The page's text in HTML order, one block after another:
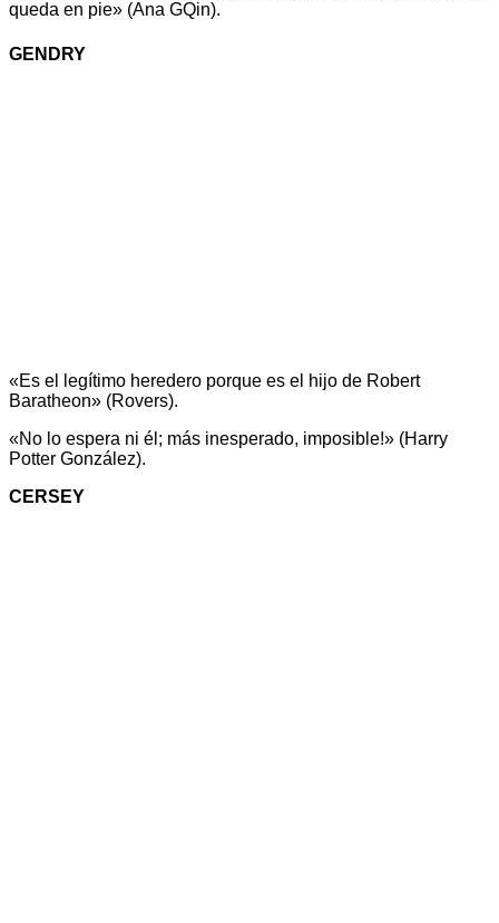
queda en pie» (Ana GQin).
GENDRY
«Es el legítimo heredero porque es el hijo de Robert
Baratheon» (Rovers).
«No lo espera ni él; más inesperado, imposible!» (Harry
Potter González).
CERSEY